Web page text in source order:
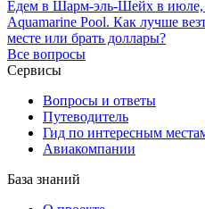
Едем в Шарм-эль-Шейх в июле,
Aquamarine Pool. Как лучше
месте или брать доллары?
Все вопросы
Сервисы
Вопросы и ответы
Путеводитель
Гид по интересным
Авиакомпании
База знаний